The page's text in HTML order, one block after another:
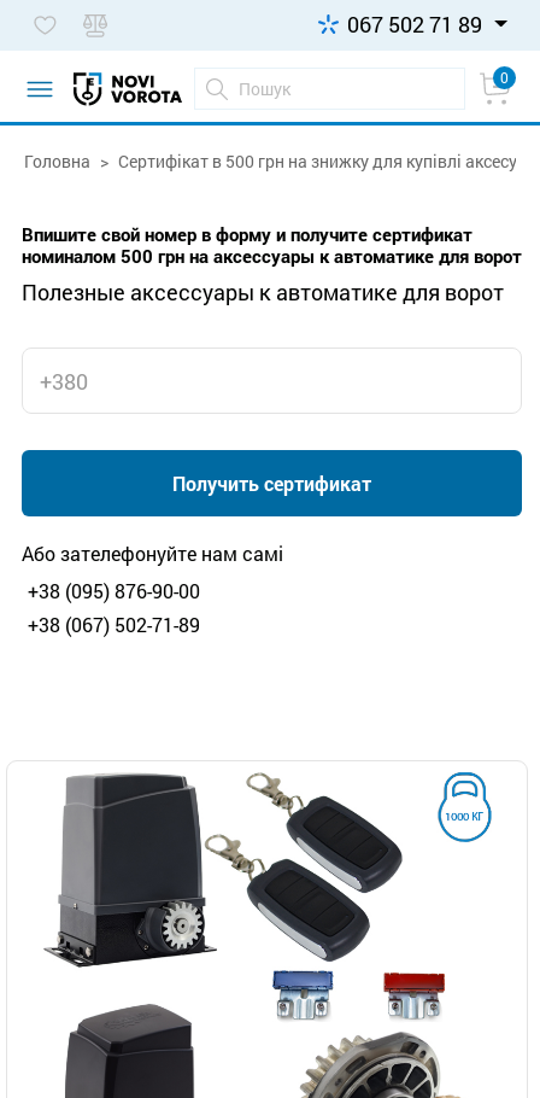
067 502 71 89
0
Головна Сертифікат в 500 грн на знижку для купівлі
Впишите свой номер в форму и получите сертификат
номиналом 500 грн на аксессуары к автоматике для ворот
Полезные аксессуары к автоматике для ворот
Або зателефонуйте нам самі
+38 (095) 876-90-00
+38 (067) 502-71-89
Получить сертификат